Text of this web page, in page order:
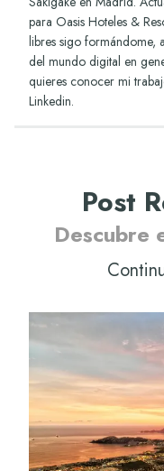
para Oasis Hoteles &
libres sigo formándome,
del mundo digital en
quieres conocer mi
Linkedin.
Post
Descubre